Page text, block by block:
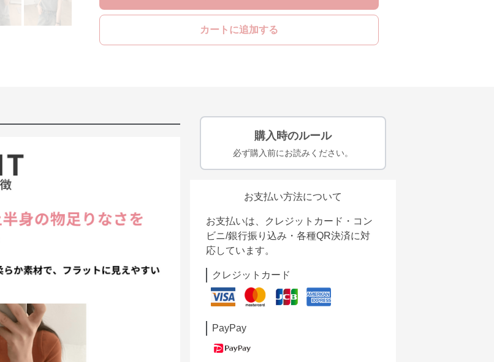
カートに追加する
購入時のルール
必ず購入前にお読みください。
お支払い方法について
お支払いは、クレジットカード・コン
ビニ/銀行振り込み・各種QR決済に対
応しています。
クレジットカード
PayPay